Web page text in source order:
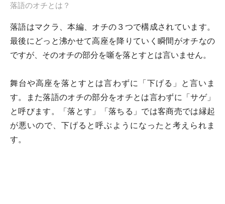
落語のオチとは？
落語はマクラ、本編、オチの３つで構成されています。
最後にどっと沸かせて高座を降りていく瞬間がオチなの
ですが、そのオチの部分を噺を落とすとは言いません。
舞台や高座を落とすとは言わずに「下げる」と言いま
す。また落語のオチの部分をオチとは言わずに「サゲ」
と呼びます。「落とす」「落ちる」では客商売では縁起
が悪いので、下げると呼ぶようになったと考えられま
す。